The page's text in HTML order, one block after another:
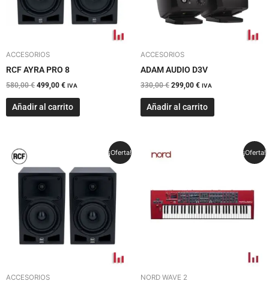
ACCESORIOS
RCF AYRA PRO 8
580,00€ 499,00 € IVA
Añadir al carrito
ACCESORIOS
ADAM AUDIO D3V
330,00€ 299,00 € IVA
Añadir al carrito
¡Oferta!
ACCESORIOS
original
era:
450,00 €.
actual
es:
420,00 €.
¡Oferta!
NORD WAVE 2